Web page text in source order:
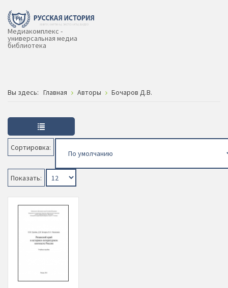
Медиакомплекс -
универсальная медиа
библиотека
Вы здесь: Главная Авторы Бочаров Д.В.
Сортировка:
Показать: